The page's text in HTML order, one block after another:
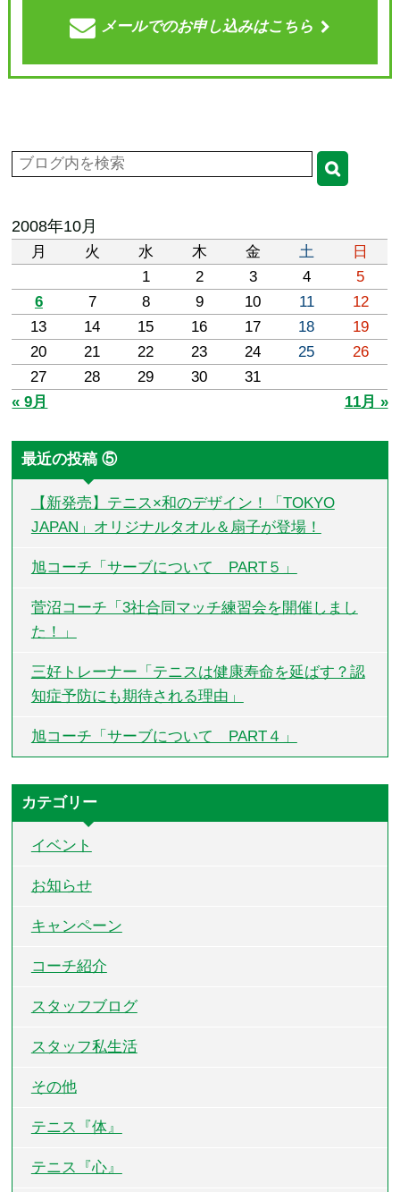
メールでのお申し込みはこちら
2008年10月
月 火 水 木 金 土
日
1
2 3 4
5
6
7 8 9 10 11
12
13
14 15 16 17 18
19
20
21 22 23 24 25
26
27
28 29 30
31
« 9月
11月 »
最近の投稿 ⑤
【新発売】テニス×和のデザイン！「TOKYO
JAPAN」オリジナルタオル＆扇子が登場！
旭コーチ「サーブについて PART５」
菅沼コーチ「3社合同マッチ練習会を開催しまし
た！」
三好トレーナー「テニスは健康寿命を延ばす？認
知症予防にも期待される理由」
旭コーチ「サーブについて PART４」
カテゴリー
イベント
お知らせ
キャンペーン
コーチ紹介
スタッフブログ
スタッフ私生活
その他
テニス『体』
テニス『心』